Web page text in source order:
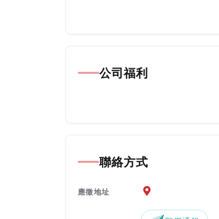
公司福利
聯絡方式
應徵地址 應徵地址地圖『另開新